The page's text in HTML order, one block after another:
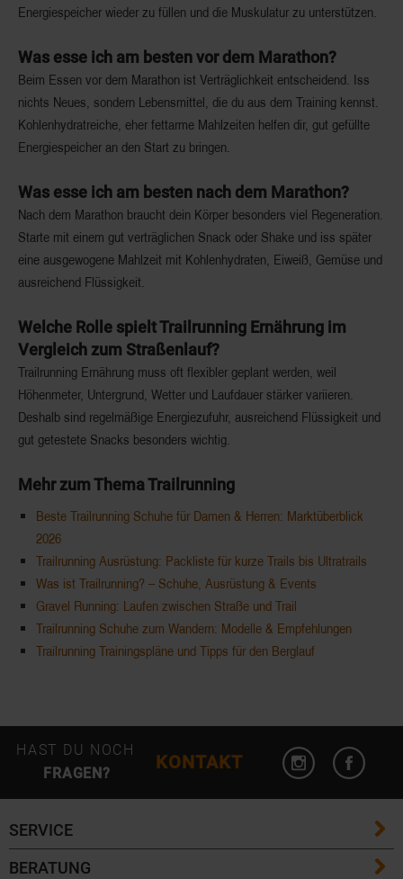
Energiespeicher wieder zu füllen und die Muskulatur zu unterstützen.
Was esse ich am besten vor dem Marathon?
Beim Essen vor dem Marathon ist Verträglichkeit entscheidend. Iss
nichts Neues, sondern Lebensmittel, die du aus dem Training kennst.
Kohlenhydratreiche, eher fettarme Mahlzeiten helfen dir, gut gefüllte
Energiespeicher an den Start zu bringen.
Was esse ich am besten nach dem Marathon?
Nach dem Marathon braucht dein Körper besonders viel Regeneration.
Starte mit einem gut verträglichen Snack oder Shake und iss später
eine ausgewogene Mahlzeit mit Kohlenhydraten, Eiweiß, Gemüse und
ausreichend Flüssigkeit.
Welche Rolle spielt Trailrunning Ernährung im
Vergleich zum Straßenlauf?
Trailrunning Ernährung muss oft flexibler geplant werden, weil
Höhenmeter, Untergrund, Wetter und Laufdauer stärker variieren.
Deshalb sind regelmäßige Energiezufuhr, ausreichend Flüssigkeit und
gut getestete Snacks besonders wichtig.
Mehr zum Thema Trailrunning
Beste Trailrunning Schuhe für Damen & Herren: Marktüberblick
2026
Trailrunning Ausrüstung: Packliste für kurze Trails bis Ultratrails
Was ist Trailrunning? – Schuhe, Ausrüstung & Events
Gravel Running: Laufen zwischen Straße und Trail
Trailrunning Schuhe zum Wandern: Modelle & Empfehlungen
Trailrunning Trainingspläne und Tipps für den Berglauf
SERVICE
FAQ / Hilfe
BERATUNG
HAST DU NOCH
FRAGEN?
KONTAKT